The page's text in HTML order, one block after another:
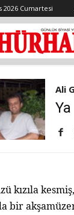
2026 Cumartesi
Ali
Ya
kızıla
bir